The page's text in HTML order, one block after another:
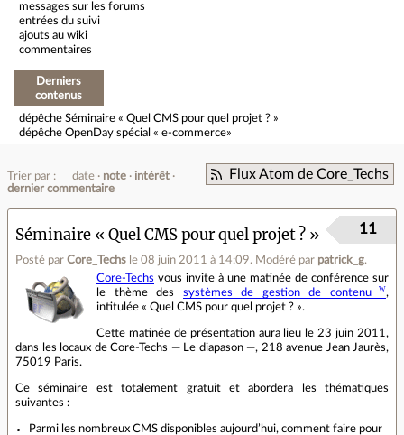
messages sur les forums
entrées du suivi
ajouts au wiki
commentaires
Derniers
contenus
dépêche Séminaire « Quel CMS pour quel projet ? »
dépêche OpenDay spécial « e-commerce»
Flux Atom de Core_Techs
Trier par : date note
intérêt
dernier commentaire
Séminaire « Quel CMS pour quel projet ? »
Posté par Core_Techs le 08 juin 2011 à 14:09. Modéré par patrick_g.
11
Core-Techs vous invite à une matinée de conférence sur
le thème des systèmes de gestion de contenu
,
intitulée « Quel CMS pour quel projet ? ».
Cette matinée de présentation aura lieu le 23 juin 2011,
dans les locaux de Core-Techs — Le diapason —, 218 avenue Jean Jaurès,
75019 Paris.
Ce séminaire est totalement gratuit et abordera les thématiques
suivantes :
Parmi les nombreux CMS disponibles aujourd’hui, comment faire pour